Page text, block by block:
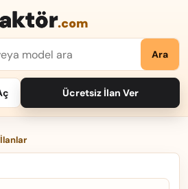
.com
Ara
Ücretsiz İlan Ver